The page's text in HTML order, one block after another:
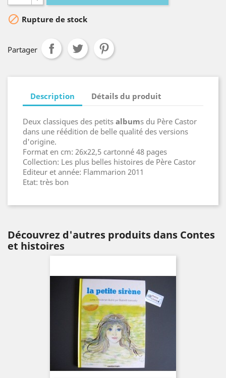
 Rupture de stock
Partager
Description Détails du produit
Deux classiques des petits albums du Père Castor
dans une réédition de belle qualité des versions
d'origine.
Format en cm: 26x22,5 cartonné 48 pages
Collection: Les plus belles histoires de Père Castor
Editeur et année: Flammarion 2011
Etat: très bon
Découvrez d'autres produits dans Contes
et histoires